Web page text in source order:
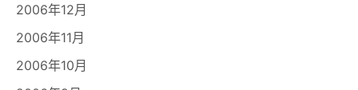
2006年12月
2006年11月
2006年10月